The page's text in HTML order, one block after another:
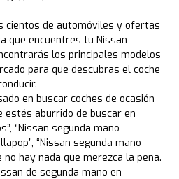
cientos de automóviles y ofertas
que encuentres tu Nissan
los principales modelos
para que descubras el coche
en buscar coches de ocasión
estés aburrido de buscar en
“Nissan segunda mano
“Nissan segunda mano
hay nada que merezca la pena.
de segunda mano en